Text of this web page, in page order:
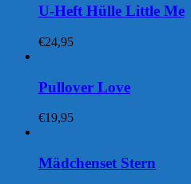
€24,95
U-Heft Hülle Little Me
€24,95
Pullover Love
€19,95
Mädchenset Stern